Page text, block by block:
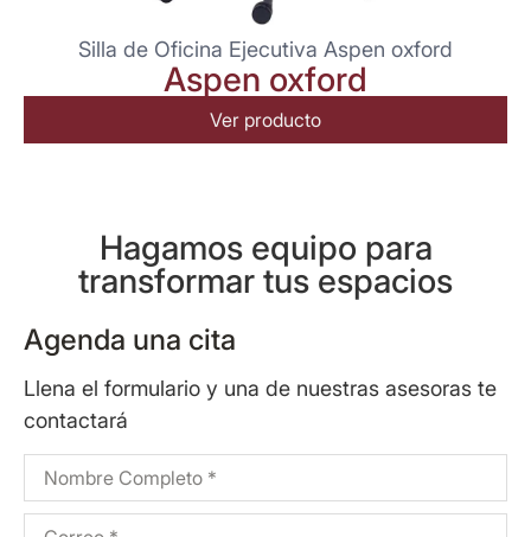
Silla de Oficina Ejecutiva Aspen oxford
Aspen oxford
Ver producto
Hagamos equipo para
transformar tus espacios
Agenda una cita
Llena el formulario y una de nuestras asesoras te
contactará